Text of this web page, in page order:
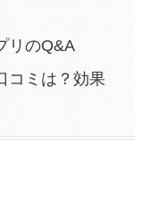
リのQ&A
コミは？効果